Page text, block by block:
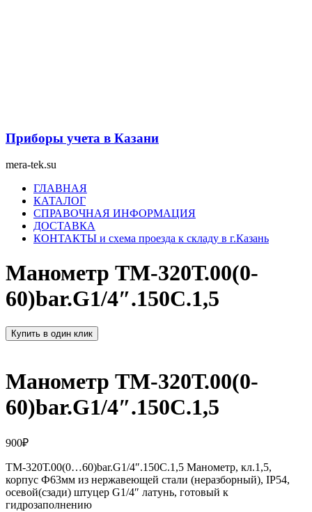
Приборы учета в Казани
mera-tek.su
МенюГЛАВНАЯ
КАТАЛОГ
СПРАВОЧНАЯ ИНФОРМАЦИЯ
ДОСТАВКА
КОНТАКТЫ и схема проезда к складу в г.Казань
Манометр ТМ-320Т.00(0-
60)bar.G1/4″.150С.1,5
Купить в один клик
Манометр ТМ-320Т.00(0-
60)bar.G1/4″.150С.1,5
900₽
ТМ-320Т.00(0…60)bar.G1/4″.150С.1,5 Манометр, кл.1,5,
корпус Ф63мм из нержавеющей стали (неразборный), IP54,
осевой(сзади) штуцер G1/4″ латунь, готовый к
гидрозаполнению